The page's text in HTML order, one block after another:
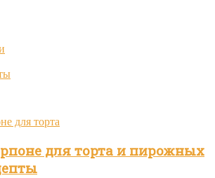
для торта и пирожных